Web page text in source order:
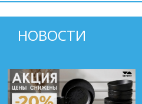
НОВОСТИ